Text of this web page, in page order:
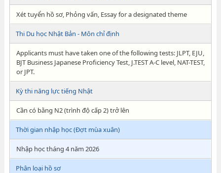
Xét tuyển hồ sơ, Phỏng vấn, Essay for a designated theme
Thi Du học Nhật Bản - Môn chỉ định
Applicants must have taken one of the following tests: JLPT, EJU,
BJT Business Japanese Proficiency Test, J.TEST A-C level, NAT-TEST,
or JPT.
Kỳ thi năng lực tiếng Nhật
Cần có bằng N2 (trình độ cấp 2) trở lên
Thời gian nhập học (Đợt mùa xuân)
Nhập học tháng 4 năm 2026
Phân loại hồ sơ